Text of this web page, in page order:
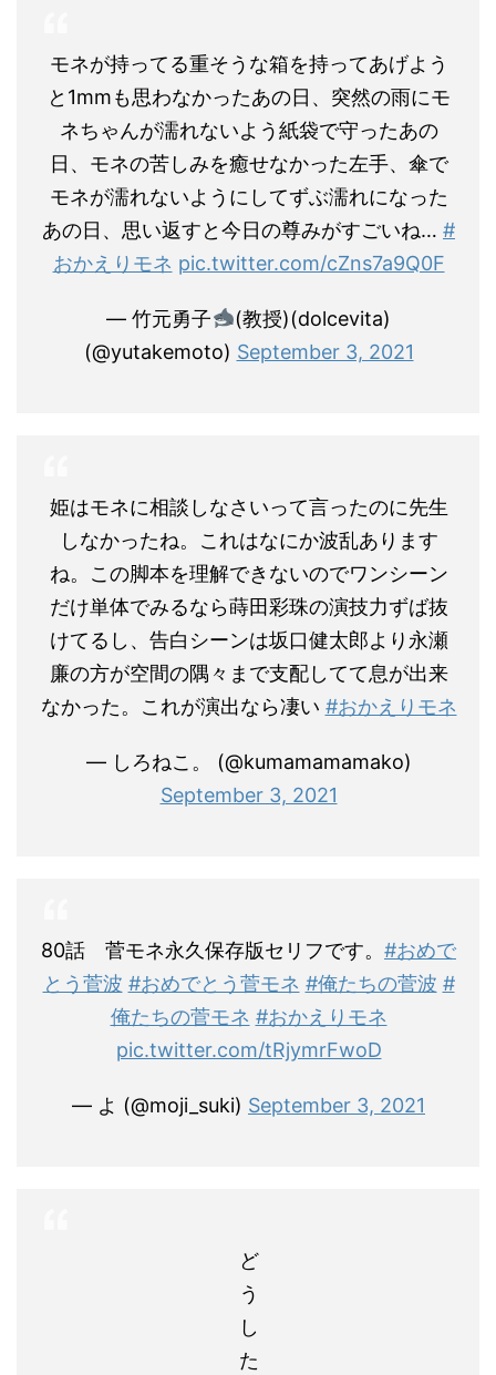
モネが持ってる重そうな箱を持ってあげよう
と1mmも思わなかったあの日、突然の雨にモ
ネちゃんが濡れないよう紙袋で守ったあの
日、モネの苦しみを癒せなかった左手、傘で
モネが濡れないようにしてずぶ濡れになった
あの日、思い返すと今日の尊みがすごいね… #
おかえりモネ pic.twitter.com/cZns7a9Q0F
— 竹元勇子
(教授)(dolcevita)
(@yutakemoto) September 3, 2021
姫はモネに相談しなさいって言ったのに先生
しなかったね。これはなにか波乱あります
ね。この脚本を理解できないのでワンシーン
だけ単体でみるなら蒔田彩珠の演技力ずば抜
けてるし、告白シーンは坂口健太郎より永瀬
廉の方が空間の隅々まで支配してて息が出来
なかった。これが演出なら凄い #おかえりモネ
— しろねこ。 (@kumamamamako)
September 3, 2021
80話 菅モネ永久保存版セリフです。 #おめで
とう菅波 #おめでとう菅モネ #俺たちの菅波 #
俺たちの菅モネ #おかえりモネ
pic.twitter.com/tRjymrFwoD
— よ (@moji_suki) September 3, 2021
ど
う
し
た